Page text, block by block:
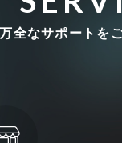
万全なサポートを